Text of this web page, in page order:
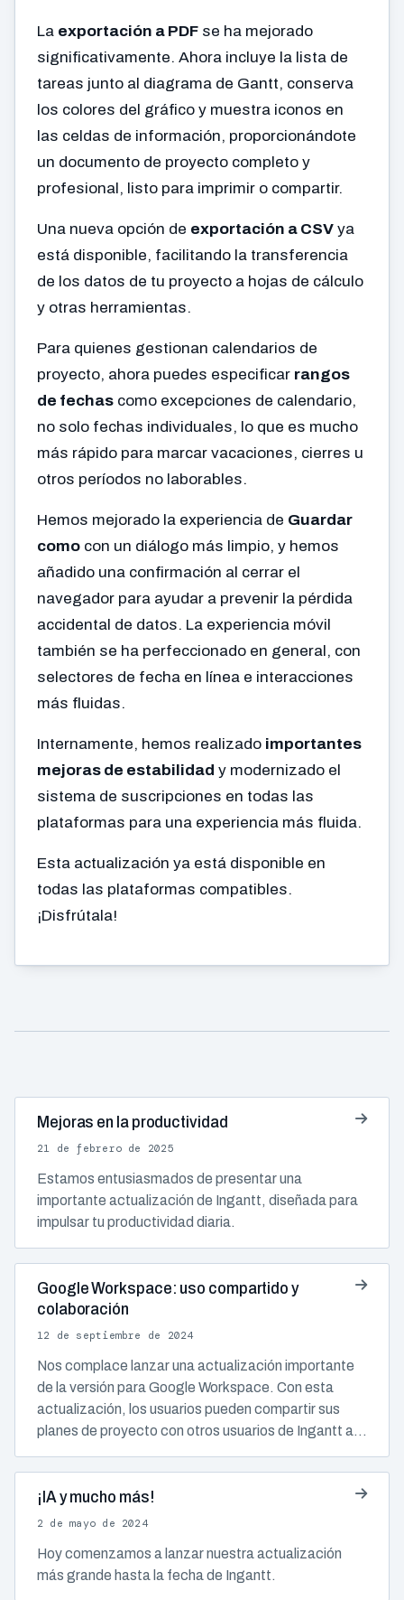
La exportación a PDF se ha mejorado
significativamente. Ahora incluye la lista de
tareas junto al diagrama de Gantt, conserva
los colores del gráfico y muestra iconos en
las celdas de información, proporcionándote
un documento de proyecto completo y
profesional, listo para imprimir o compartir.
Una nueva opción de exportación a CSV ya
está disponible, facilitando la transferencia
de los datos de tu proyecto a hojas de cálculo
y otras herramientas.
Para quienes gestionan calendarios de
proyecto, ahora puedes especificar rangos
de fechas como excepciones de calendario,
no solo fechas individuales, lo que es mucho
más rápido para marcar vacaciones, cierres u
otros períodos no laborables.
Hemos mejorado la experiencia de Guardar
como con un diálogo más limpio, y hemos
añadido una confirmación al cerrar el
navegador para ayudar a prevenir la pérdida
accidental de datos. La experiencia móvil
también se ha perfeccionado en general, con
selectores de fecha en línea e interacciones
más fluidas.
Internamente, hemos realizado importantes
mejoras de estabilidad y modernizado el
sistema de suscripciones en todas las
plataformas para una experiencia más fluida.
Esta actualización ya está disponible en
todas las plataformas compatibles.
¡Disfrútala!
Mejoras en la productividad
21 de febrero de 2025
Estamos entusiasmados de presentar una
importante actualización de Ingantt, diseñada para
impulsar tu productividad diaria.
Google Workspace: uso compartido y
colaboración
12 de septiembre de 2024
Nos complace lanzar una actualización importante
de la versión para Google Workspace. Con esta
actualización, los usuarios pueden compartir sus
planes de proyecto con otros usuarios de Ingantt a…
¡IA y mucho más!
2 de mayo de 2024
Hoy comenzamos a lanzar nuestra actualización
más grande hasta la fecha de Ingantt.